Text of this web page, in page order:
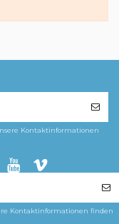
Kontaktinformationen
Kontaktinformationen finden